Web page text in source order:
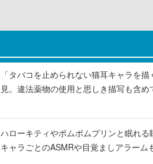
「タバコを止められない猫耳キャラを
見。違法薬物の使用と思しき描写も含
ハローキティやポムポムプリンと眠れる
キャラごとのASMRや目覚ましアラーム